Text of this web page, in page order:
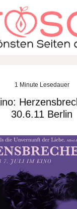
1 Minute Lesedauer
30.6.11 Berlin